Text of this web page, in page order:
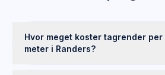
Hvor meget koster tagrender per
meter i Randers?